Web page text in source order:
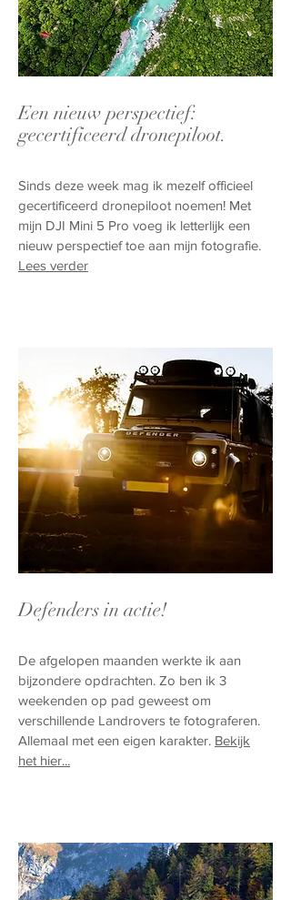
Een nieuw perspectief:
gecertificeerd dronepiloot.
Sinds deze week mag ik mezelf officieel
gecertificeerd dronepiloot noemen! Met
mijn DJI Mini 5 Pro voeg ik letterlijk een
nieuw perspectief toe aan mijn fotografie.
Lees verder
Defenders in actie!
De afgelopen maanden werkte ik aan
bijzondere opdrachten. Zo ben ik 3
weekenden op pad geweest om
verschillende Landrovers te fotograferen.
Allemaal met een eigen karakter. Bekijk
het hier...